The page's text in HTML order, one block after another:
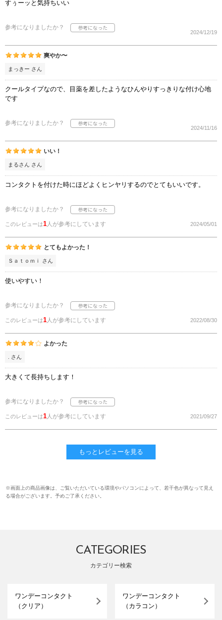
すぅーッと気持ちいい
参考になりましたか？
2024/12/19
爽やか〜
まっきー さん
クールタイプなので、目薬を差したようなひんやりすっきりな付け心地
です
参考になりましたか？
2024/11/16
いい！
まるさん さん
コンタクトを付けた時にほどよくヒンヤリするのでとてもいいです。
参考になりましたか？
このレビューは1 人が参考にしています 2024/05/01
とてもよかった！
Ｓａｔｏｍｉ さん
使いやすい！
参考になりましたか？
このレビューは1 人が参考にしています 2022/08/30
よかった
. さん
大きくて長持ちします！
参考になりましたか？
このレビューは1 人が参考にしています 2021/09/27
もっとレビューを見る
※画面上の商品画像は、ご覧いただいている環境やパソコンによって、若干色が異なって見え
る場合がございます。予めご了承ください。
CATEGORIES
カテゴリー検索
ワンデーコンタクト
（クリア）
ワンデーコンタクト
（カラコン）